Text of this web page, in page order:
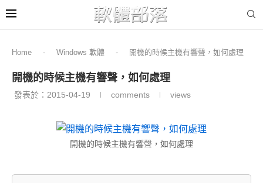
Home - Windows 軟體 - 開機的時候主機有響聲，如何處理
開機的時候主機有響聲，如何處理
發表於： 2015-04-19 comments views
開機的時候主機有響聲，如何處理